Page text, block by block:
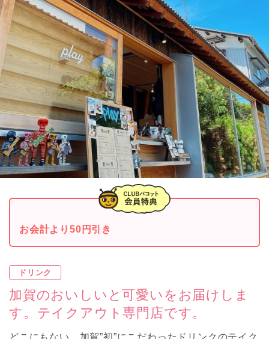
お会計より50円引き
ドリンク
加賀のおいしいと可愛いをお届けしま
す。テイクアウト専門店です。
どこにもない、加賀”初”にこだわったドリンクのテイク